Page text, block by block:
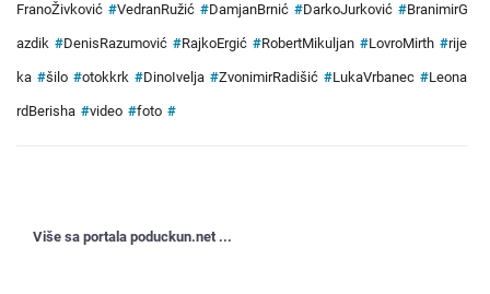
FranoŽivković #VedranRužić #DamjanBrnić #DarkoJurković #BranimirG
azdik #DenisRazumović #RajkoErgić #RobertMikuljan #LovroMirth #rije
ka #šilo #otokkrk #DinoIvelja #ZvonimirRadišić #LukaVrbanec #Leona
rdBerisha #video #foto #
Više sa portala poduckun.net ...